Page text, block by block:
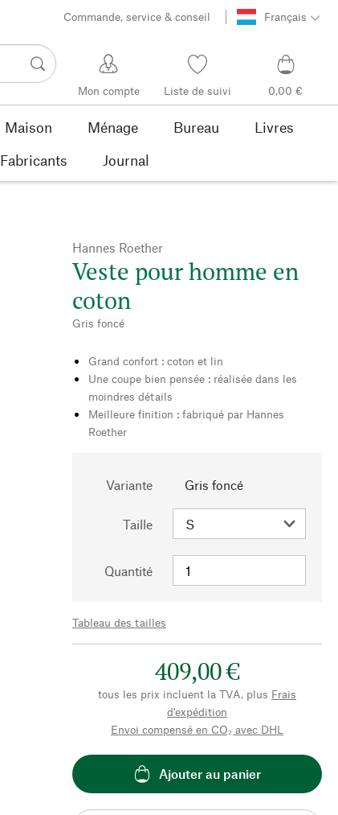
Commande, service & conseil Français
Mon compte Liste de suivi 0,00 €
Maison Ménage Bureau
Livres
Fabricants Journal
Hannes Roether
Veste pour homme en
coton
Gris foncé
Grand confort : coton et lin
Une coupe bien pensée : réalisée dans les
moindres détails
Meilleure finition : fabriqué par Hannes
Roether
Variante Gris foncé
Taille
Quantité
Tableau des tailles
409,00 €
tous les prix incluent la TVA, plus Frais
d'expédition
Envoi compensé en CO₂ avec DHL
Ajouter au panier